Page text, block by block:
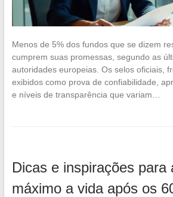
Menos de 5% dos fundos que se dizem
cumprem suas promessas, segundo as
autoridades europeias. Os selos oficiais,
exibidos como prova de confiabilidade,
e níveis de transparência que variam…
Dicas e inspirações para
máximo a vida após os